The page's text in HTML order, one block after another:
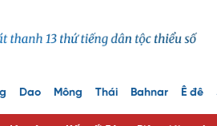
Dao Mông Thái Bahnar Ê đê